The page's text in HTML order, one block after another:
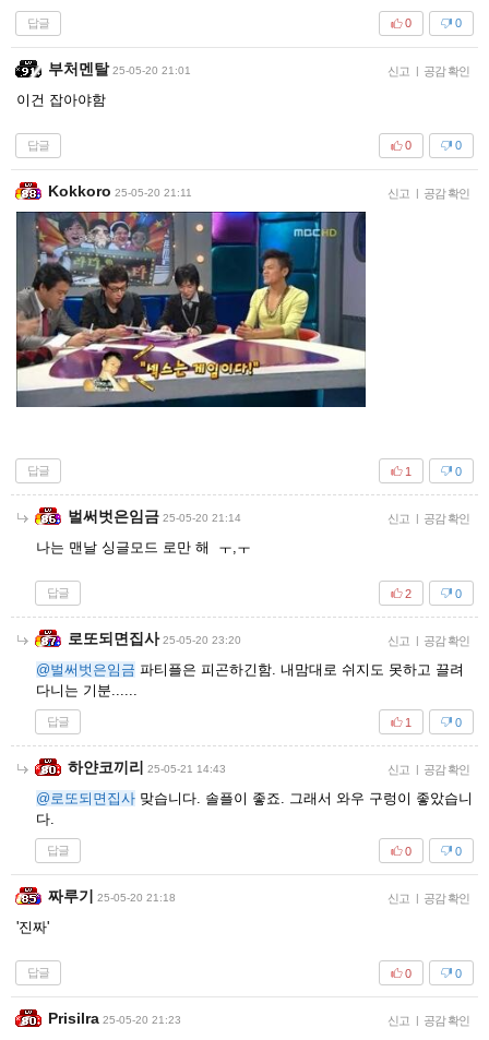
답글 0
0
부처멘탈 25-05-20 21:01 신고 | 공감 확인
이건 잡아야함
답글 0
0
Kokkoro 25-05-20 21:11 신고 | 공감 확인
답글 0
1
벌써벗은임금 25-05-20 21:14 신고 공감 확인
나는 맨날 싱글모드 로만 해 ㅜ,ㅜ
답글 0
2
로또되면집사 25-05-20 23:20 신고 공감 확인
@벌써벗은임금 파티플은 피곤하긴함. 내맘대로 쉬지도 못하고 끌려
다니는 기분......
답글 0
1
하얀코끼리 25-05-21 14:43 신고 공감 확인
@로또되면집사 맞습니다. 솔플이 좋죠. 그래서 와우 구렁이 좋았습니
다.
답글 0
0
짜루기 25-05-20 21:18 신고 공감 확인
'진짜'
답글 0
0
Prisilra 25-05-20 21:23 신고 공감 확인